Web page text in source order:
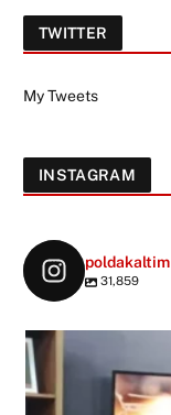
TWITTER
My Tweets
INSTAGRAM
poldakaltim
31,859